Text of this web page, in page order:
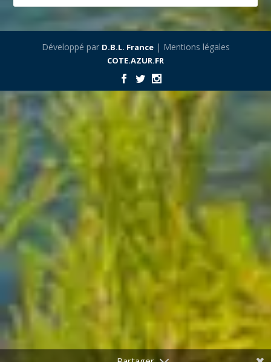
Développé par D.B.L. France| Mentions légales
COTE.AZUR.FR